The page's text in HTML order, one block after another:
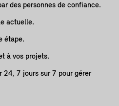
des personnes de confiance.
actuelle.
étape.
à vos projets.
24, 7 jours sur 7 pour gérer